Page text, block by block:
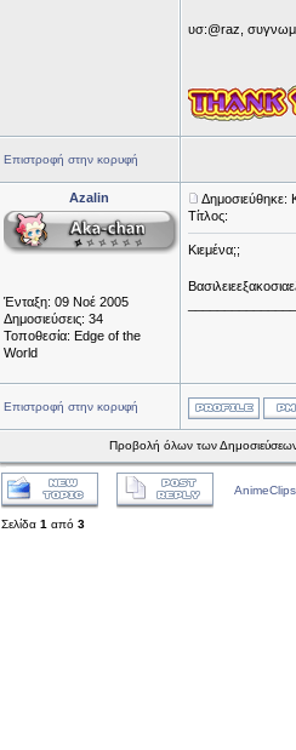
υσ:@raz, συγνωμη
Επιστροφή στην κορυφή
Azalin
Ένταξη: 09 Νοέ 2005
Δημοσιεύσεις: 34
Τοποθεσία: Edge of the
World
Δημοσιεύθηκε:
Τίτλος:
Κιεμένα;;
Επιστροφή στην κορυφή
Προβολή όλων των
Σελίδα 1 από 3